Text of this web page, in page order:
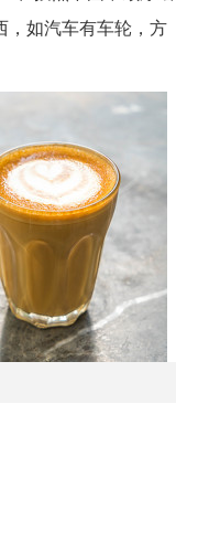
，如汽车有车轮，方